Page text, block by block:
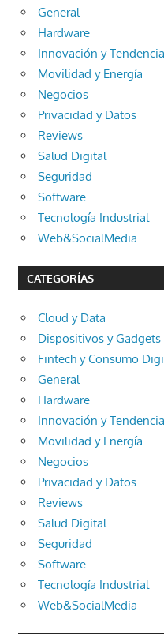
General
Hardware
Innovación y
Movilidad y Energía
Negocios
Privacidad y Datos
Reviews
Salud Digital
Seguridad
Software
Tecnología Industrial
Web&SocialMedia
CATEGORÍAS
Cloud y Data
Dispositivos y Gadgets
Fintech y Consumo
General
Hardware
Innovación y
Movilidad y Energía
Negocios
Privacidad y Datos
Reviews
Salud Digital
Seguridad
Software
Tecnología Industrial
Web&SocialMedia